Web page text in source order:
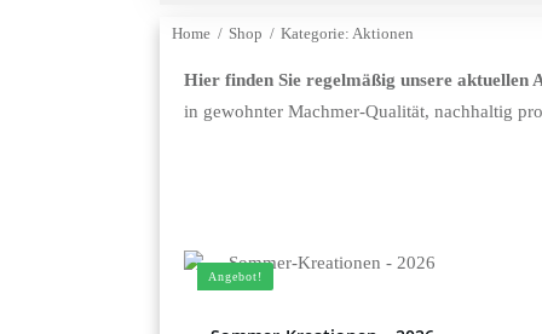
Home / Shop / Kategorie: Aktionen
Hier finden Sie regelmäßig unsere aktuellen
in gewohnter Machmer-Qualität, nachhaltig
Angebot!